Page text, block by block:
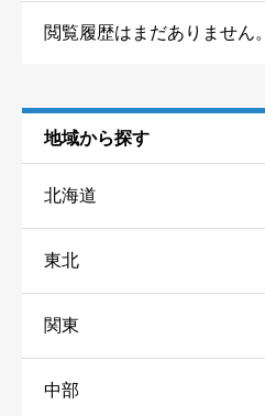
口コミ・釣果情報
閲覧履歴はまだありません。
地域から探す
北海道
道央
道北
道南
東北
宮城
山形
関東
栃木
中部